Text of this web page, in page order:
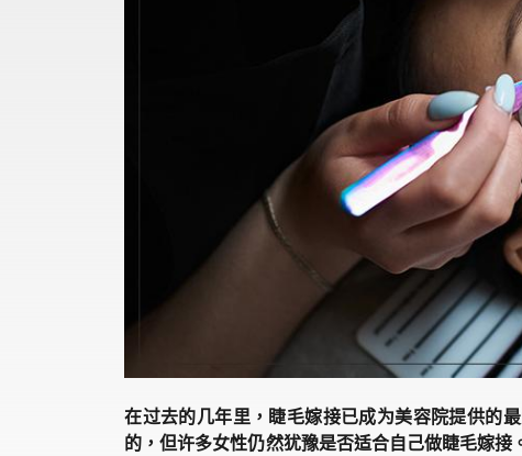
在过去的几年里，睫毛嫁接已成为美容院提供的
的，但许多女性仍然犹豫是否适合自己做睫毛嫁